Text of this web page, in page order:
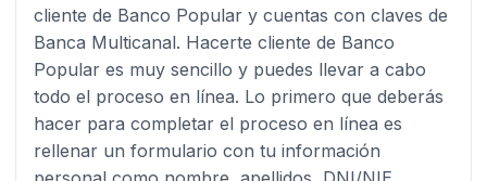
cliente de Banco Popular y cuentas con claves de
Banca Multicanal. Hacerte cliente de Banco
Popular es muy sencillo y puedes llevar a cabo
todo el proceso en línea. Lo primero que deberás
hacer para completar el proceso en línea es
rellenar un formulario con tu información